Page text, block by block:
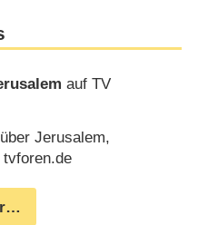
auf TV
Jerusalem,